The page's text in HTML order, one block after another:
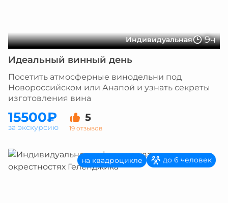
Индивидуальная 9ч
Идеальный винный день
Посетить атмосферные винодельни под
Новороссийском или Анапой и узнать секреты
изготовления вина
15500₽ 5
19 отзывов
за экскурсию
на квадроцикле до 6 человек